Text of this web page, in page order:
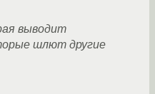
выводит
шлют другие